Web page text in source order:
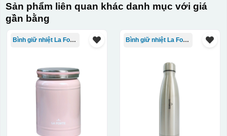
Sản phẩm liên quan khác danh mục với giá
gần bằng
Bình giữ nhiệt La Fonte Bình giữ nhiệt La Fonte